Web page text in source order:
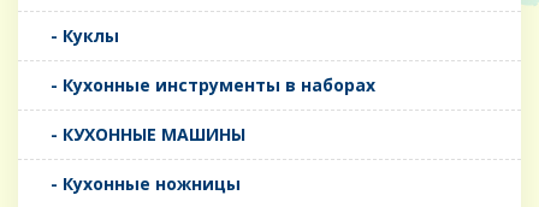
- Куклы
- Кухонные инструменты в наборах
- КУХОННЫЕ МАШИНЫ
- Кухонные ножницы